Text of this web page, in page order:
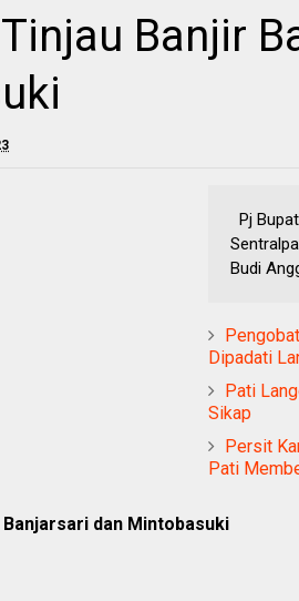
Banjir
Pj
Budi
Dipadati
Pati
Sikap
Persit
Pati
dan Mintobasuki